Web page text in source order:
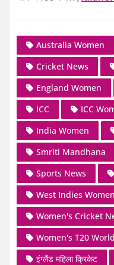
Australia Women
Cricket News
England Women
ICC
ICC
India Women
Smriti Mandhana
Sports News
West Indies Women
Women's Cricket
Women's T20
इंग्लैंड महिला क्रिकेट